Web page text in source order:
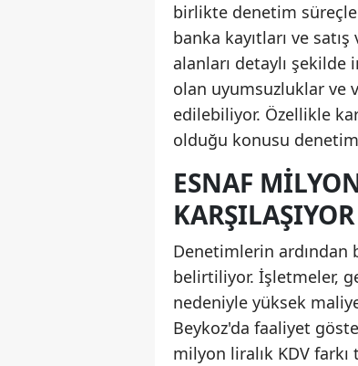
birlikte denetim
banka kayıtları ve
alanları detaylı
olan uyumsuzluklar ve
edilebiliyor. Özellikle
olduğu konusu
ESNAF
KARŞILAŞIYOR
Denetimlerin ardından
belirtiliyor. İşletmeler,
nedeniyle yüksek
Beykoz'da faaliyet
milyon liralık KDV farkı